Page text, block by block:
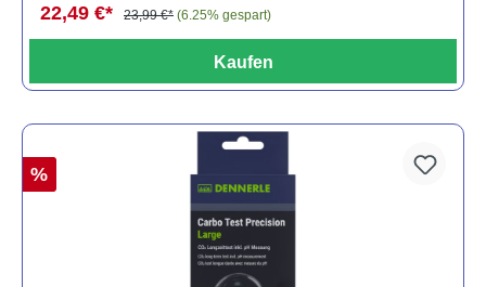
22,49 €* 23,99 €* (6.25% gespart)
Kaufen
%